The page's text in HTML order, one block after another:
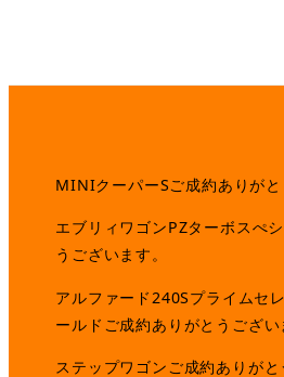
MINIクーパーSご成約ありがと
エブリィワゴンPZターボスぺ
うございます。
アルファード240Sプライムセ
ールドご成約ありがとうござ
ステップワゴンご成約ありが